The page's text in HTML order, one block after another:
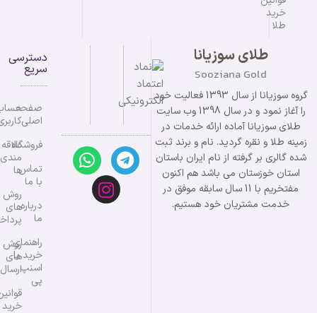
خرید
طلا
طلای سوزیانا
Sooziana Gold
گروه سوزیانا از سال 1393 فعالیت خود
را آغاز نمود و در سال 1398 وب سایت
طلای سوزیانا آماده ارائه خدمات در
زمینه طلا و نقره گردید. نام و برند ثبت
شده گالری بر گرفته از نام ایران باستان
استان خوزستان می باشد هم اکنون
مفتخریم با 11 سال سابقه موفق در
خدمت مشتریان خود هستیم.
دسترسی
سریع
صفحه
اصلی
فروشگاه
تماس
با ما
درباره
ما
راهنمای
خرید با
اسنپ
پی
علاقه
مندی
ها
روش
های
روش
های
ارسال
خرید